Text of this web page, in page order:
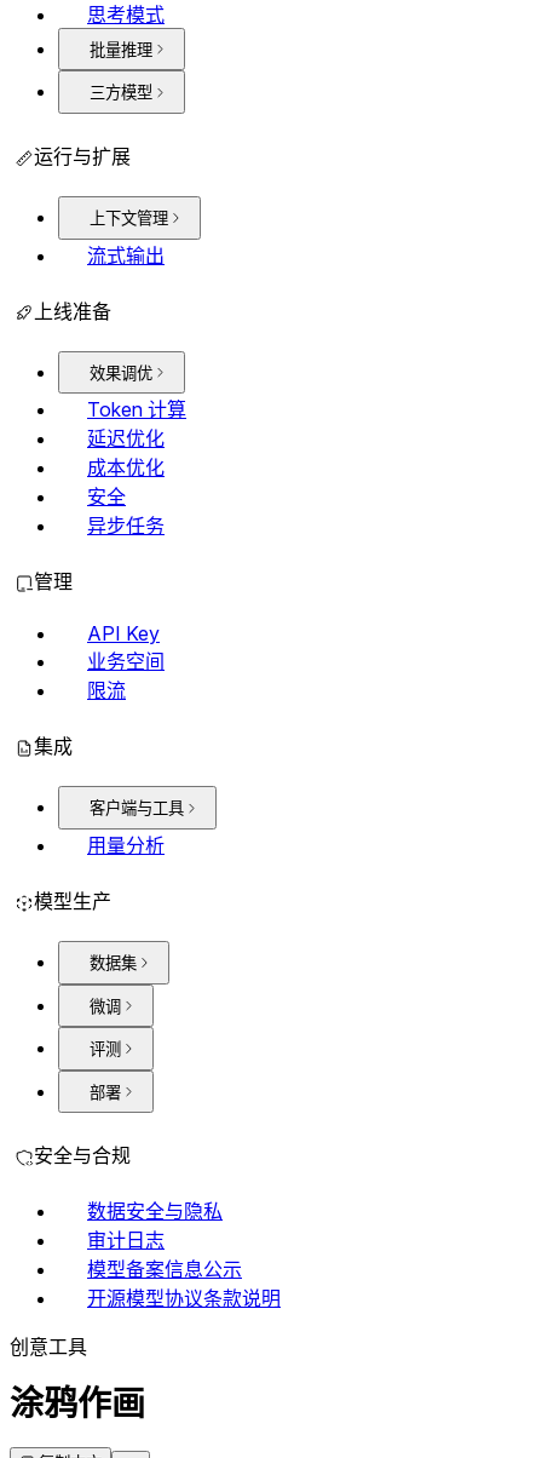
思考模式
批量推理
三方模型
运行与扩展
上下文管理
流式输出
上线准备
效果调优
Token 计算
延迟优化
成本优化
安全
异步任务
管理
API Key
业务空间
限流
集成
客户端与工具
用量分析
模型生产
数据集
微调
评测
部署
安全与合规
数据安全与隐私
审计日志
模型备案信息公示
开源模型协议条款说明
创意工具
涂鸦作画